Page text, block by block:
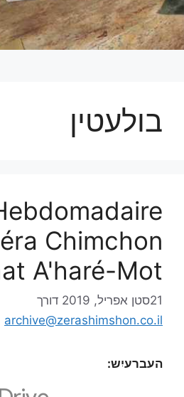
בולעטין
Chimchon
A'haré-Mot
21סטן אפריל, 2019
דורך
archive@zerashimshon.co.il
העברעיִש: